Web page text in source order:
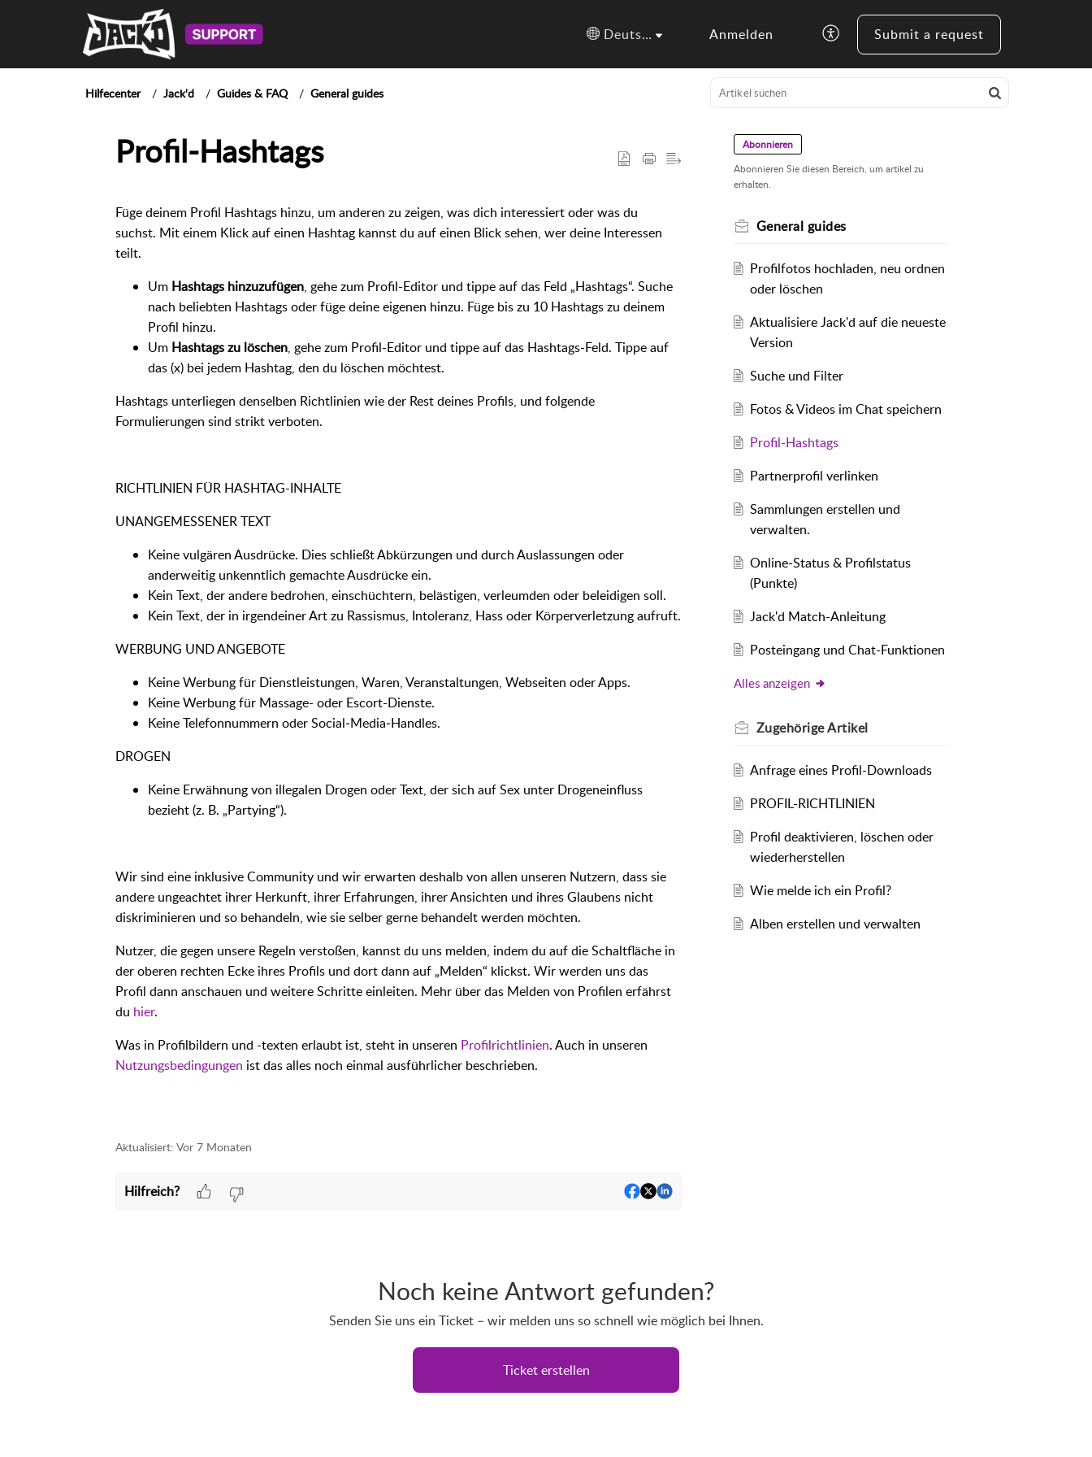
Deutsch Anmelden Submit a request
Hilfecenter Jack'd Guides & FAQ General guides
Profil-Hashtags
Füge deinem Profil Hashtags hinzu, um anderen zu zeigen, was dich interessiert oder was du
suchst. Mit einem Klick auf einen Hashtag kannst du auf einen Blick sehen, wer deine Interessen
teilt.
Um Hashtags hinzuzufügen, gehe zum Profil-Editor und tippe auf das Feld „Hashtags“. Suche
nach beliebten Hashtags oder füge deine eigenen hinzu. Füge bis zu 10 Hashtags zu deinem
Profil hinzu.
Um Hashtags zu löschen, gehe zum Profil-Editor und tippe auf das Hashtags-Feld. Tippe auf
das (x) bei jedem Hashtag, den du löschen möchtest.
Hashtags unterliegen denselben Richtlinien wie der Rest deines Profils, und folgende
Formulierungen sind strikt verboten.
RICHTLINIEN FÜR HASHTAG-INHALTE
UNANGEMESSENER TEXT
Keine vulgären Ausdrücke. Dies schließt Abkürzungen und durch Auslassungen oder
anderweitig unkenntlich gemachte Ausdrücke ein.
Kein Text, der andere bedrohen, einschüchtern, belästigen, verleumden oder beleidigen soll.
Kein Text, der in irgendeiner Art zu Rassismus, Intoleranz, Hass oder Körperverletzung aufruft.
WERBUNG UND ANGEBOTE
Keine Werbung für Dienstleistungen, Waren, Veranstaltungen, Webseiten oder Apps.
Keine Werbung für Massage- oder Escort-Dienste.
Keine Telefonnummern oder Social‑Media‑Handles.
DROGEN
Keine Erwähnung von illegalen Drogen oder Text, der sich auf Sex unter Drogeneinfluss
bezieht (z. B. „Partying“).
Wir sind eine inklusive Community und wir erwarten deshalb von allen unseren Nutzern, dass sie
andere ungeachtet ihrer Herkunft, ihrer Erfahrungen, ihrer Ansichten und ihres Glaubens nicht
diskriminieren und so behandeln, wie sie selber gerne behandelt werden möchten.
Nutzer, die gegen unsere Regeln verstoßen, kannst du uns melden, indem du auf die Schaltfläche in
der oberen rechten Ecke ihres Profils und dort dann auf „Melden“ klickst. Wir werden uns das
Profil dann anschauen und weitere Schritte einleiten. Mehr über das Melden von Profilen erfährst
du hier.
Was in Profilbildern und -texten erlaubt ist, steht in unseren Profilrichtlinien. Auch in unseren
Nutzungsbedingungen ist das alles noch einmal ausführlicher beschrieben.
Aktualisiert: Vor 7 Monaten
Hilfreich?
Abonnieren
Abonnieren Sie diesen Bereich, um artikel zu
erhalten.
General guides
Profilfotos hochladen, neu ordnen
oder löschen
Aktualisiere Jack'd auf die neueste
Version
Suche und Filter
Fotos & Videos im Chat speichern
Profil-Hashtags
Partnerprofil verlinken
Sammlungen erstellen und
verwalten.
Online-Status & Profilstatus
(Punkte)
Jack'd Match-Anleitung
Posteingang und Chat-Funktionen
Alles anzeigen
ZugehörigeArtikel
Anfrage eines Profil-Downloads
PROFIL-RICHTLINIEN
Profil deaktivieren, löschen oder
wiederherstellen
Wie melde ich ein Profil?
Alben erstellen und verwalten
Noch keine Antwort gefunden?
Senden Sie uns ein Ticket – wir melden uns so schnell wie möglich bei Ihnen.
Ticket erstellen